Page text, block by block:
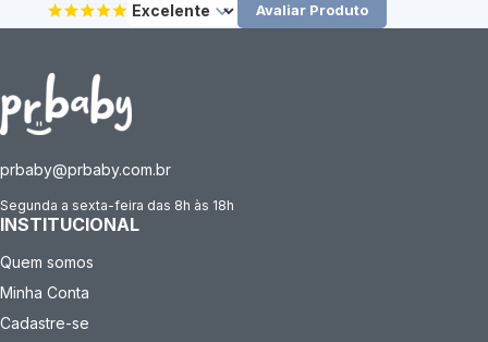
Avaliar Produto
prbaby@prbaby.com.br
Segunda a sexta-feira das 8h às 18h
INSTITUCIONAL
Quem somos
Minha Conta
Cadastre-se